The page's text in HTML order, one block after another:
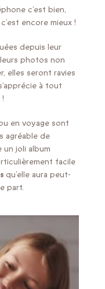
c’est bien,
encore mieux !
depuis leur
photos non
elles seront ravies
à tout
en voyage sont
agréable de
joli album
facile
qu’elle aura peut-
part.